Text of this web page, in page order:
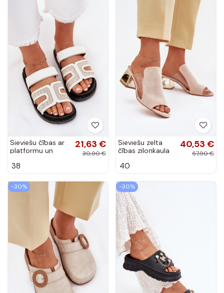
Sieviešu čības ar
platformu un
krāsā Kovira
21,63 €
30,90 €
38
Sieviešu zelta
čības ziloņkaula
40,53 €
57,90 €
40
-30% -30%